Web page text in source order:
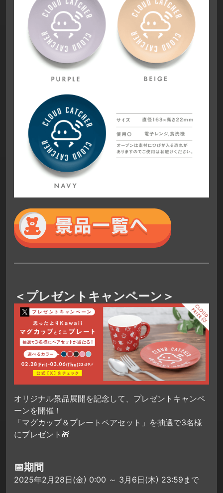
＜プレゼントキャンペーン＞
オリジナル景品展開を記念して、プレゼントキャンペ
ーンを開催！
「マグカップ＆プレートペアセット」を抽選で3名様
にプレゼント🎁
📅期間
2025年2月28日(金) 0:00 ～ 3月6日(木) 23:59まで